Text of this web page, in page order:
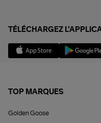
TÉLÉCHARGEZ
TOP MARQUES
Golden Goose